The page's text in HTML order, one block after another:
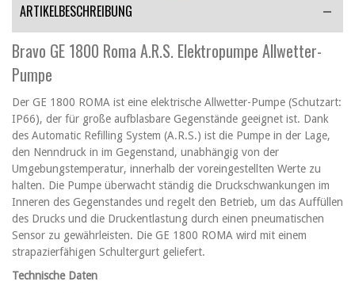
ARTIKELBESCHREIBUNG
Bravo GE 1800 Roma A.R.S. Elektropumpe Allwetter-
Pumpe
Der GE 1800 ROMA ist eine elektrische Allwetter-Pumpe (Schutzart:
IP66), der für große aufblasbare Gegenstände geeignet ist. Dank
des Automatic Refilling System (A.R.S.) ist die Pumpe in der Lage,
den Nenndruck in im Gegenstand, unabhängig von der
Umgebungstemperatur, innerhalb der voreingestellten Werte zu
halten. Die Pumpe überwacht ständig die Druckschwankungen im
Inneren des Gegenstandes und regelt den Betrieb, um das Auffüllen
des Drucks und die Druckentlastung durch einen pneumatischen
Sensor zu gewährleisten. Die GE 1800 ROMA wird mit einem
strapazierfähigen Schultergurt geliefert.
Technische Daten